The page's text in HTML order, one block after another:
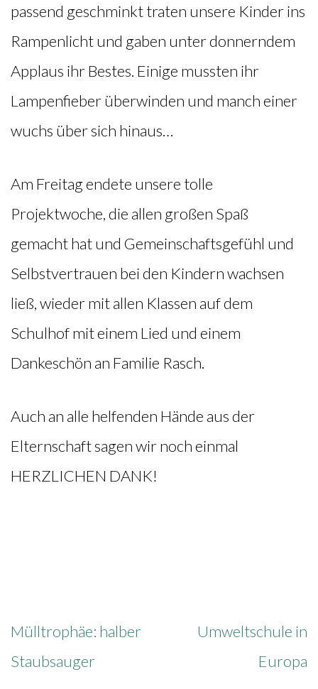
passend geschminkt traten unsere Kinder ins
Rampenlicht und gaben unter donnerndem
Applaus ihr Bestes. Einige mussten ihr
Lampenfieber überwinden und manch einer
wuchs über sich hinaus…
Am Freitag endete unsere tolle
Projektwoche, die allen großen Spaß
gemacht hat und Gemeinschaftsgefühl und
Selbstvertrauen bei den Kindern wachsen
ließ, wieder mit allen Klassen auf dem
Schulhof mit einem Lied und einem
Dankeschön an Familie Rasch.
Auch an alle helfenden Hände aus der
Elternschaft sagen wir noch einmal
HERZLICHEN DANK!
Beitragsnavigation
Mülltrophäe: halber
Staubsauger
Umweltschule in
Europa